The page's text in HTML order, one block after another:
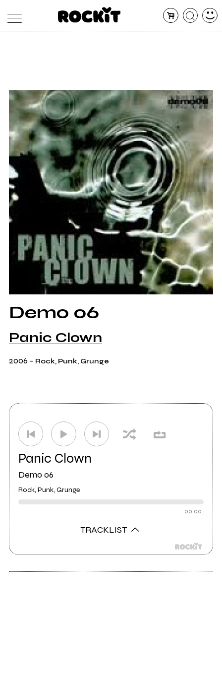
ARTISTI
CONCERTI
SHOP
RADIO
Demo 06
Panic Clown
2006 - Rock, Punk, Grunge
Panic Clown
Demo 06
Rock, Punk, Grunge
00:00
TRACKLIST